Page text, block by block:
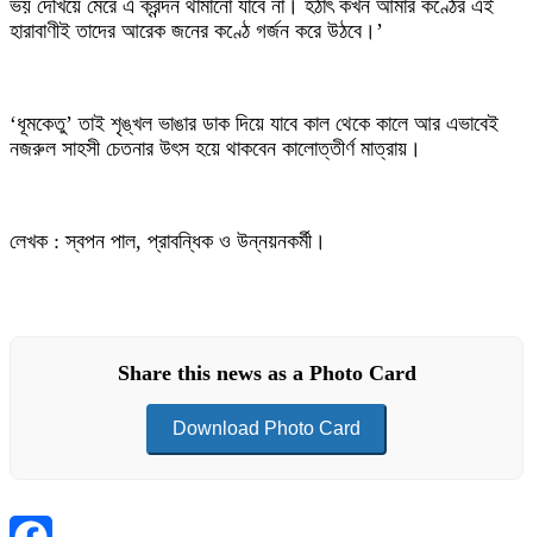
ভয় দেখিয়ে মেরে এ ক্রন্দন থামানো যাবে না। হঠাৎ কখন আমার কণ্ঠের এই
হারাবাণীই তাদের আরেক জনের কণ্ঠে গর্জন করে উঠবে।’
‘ধূমকেতু’ তাই শৃঙ্খল ভাঙার ডাক দিয়ে যাবে কাল থেকে কালে আর এভাবেই
নজরুল সাহসী চেতনার উৎস হয়ে থাকবেন কালোত্তীর্ণ মাত্রায়।
লেখক : স্বপন পাল, প্রাবন্ধিক ও উন্নয়নকর্মী।
Share this news as a Photo Card
Download Photo Card